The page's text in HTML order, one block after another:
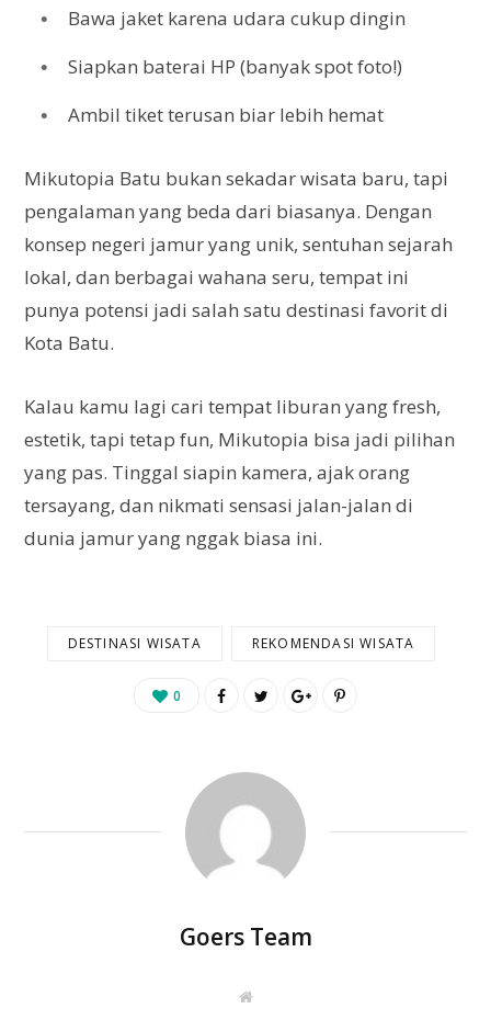
Bawa jaket karena udara cukup dingin
Siapkan baterai HP (banyak spot foto!)
Ambil tiket terusan biar lebih hemat
Mikutopia Batu bukan sekadar wisata baru, tapi
pengalaman yang beda dari biasanya. Dengan
konsep negeri jamur yang unik, sentuhan sejarah
lokal, dan berbagai wahana seru, tempat ini
punya potensi jadi salah satu destinasi favorit di
Kota Batu.
Kalau kamu lagi cari tempat liburan yang fresh,
estetik, tapi tetap fun, Mikutopia bisa jadi pilihan
yang pas. Tinggal siapin kamera, ajak orang
tersayang, dan nikmati sensasi jalan-jalan di
dunia jamur yang nggak biasa ini.
DESTINASI WISATA REKOMENDASI WISATA
0
Goers Team
W